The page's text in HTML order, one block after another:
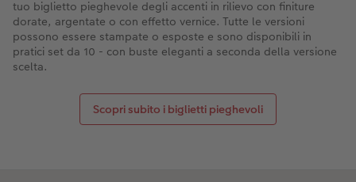
tuo biglietto pieghevole degli accenti in rilievo con finiture
dorate, argentate o con effetto vernice. Tutte le versioni
possono essere stampate o esposte e sono disponibili in
pratici set da 10 - con buste eleganti a seconda della versione
scelta.
Scopri subito i biglietti pieghevoli